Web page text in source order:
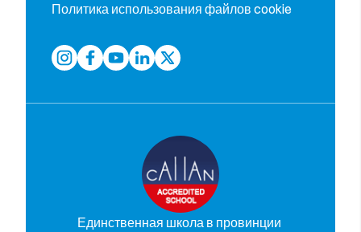
Политика использования файлов cookie
Единственная школа в провинции